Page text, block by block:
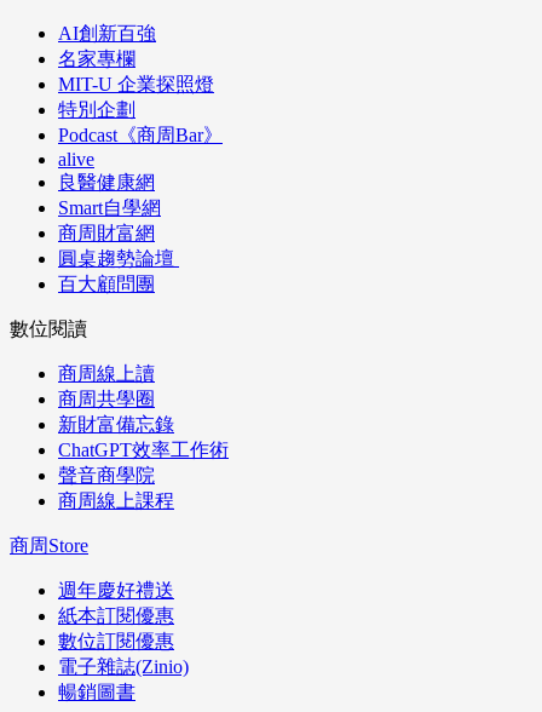
AI創新百強
名家專欄
MIT-U 企業探照燈
特別企劃
Podcast《商周Bar》
alive
良醫健康網
Smart自學網
商周財富網
圓桌趨勢論壇
百大顧問團
數位閱讀
商周線上讀
商周共學圈
新財富備忘錄
ChatGPT效率工作術
聲音商學院
商周線上課程
商周Store
週年慶好禮送
紙本訂閱優惠
數位訂閱優惠
電子雜誌(Zinio)
暢銷圖書